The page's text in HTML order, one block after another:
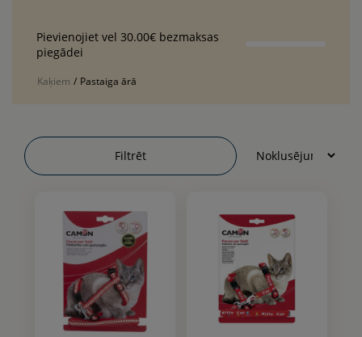
Pievienojiet vel 30.00€ bezmaksas
piegādei
Kaķiem / Pastaiga ārā
Filtrēt